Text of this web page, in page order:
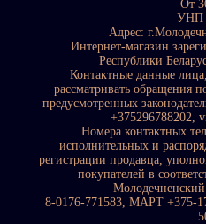
От
УНП
Адрес:
Интернет-магазин
Республики
Контактные данные
рассматривать обращения
предусмотренных
+375296788202,
Номера контактных
исполнительных и
регистрации продавца,
покупателей в
8-0176-771583, МАРТ +375-